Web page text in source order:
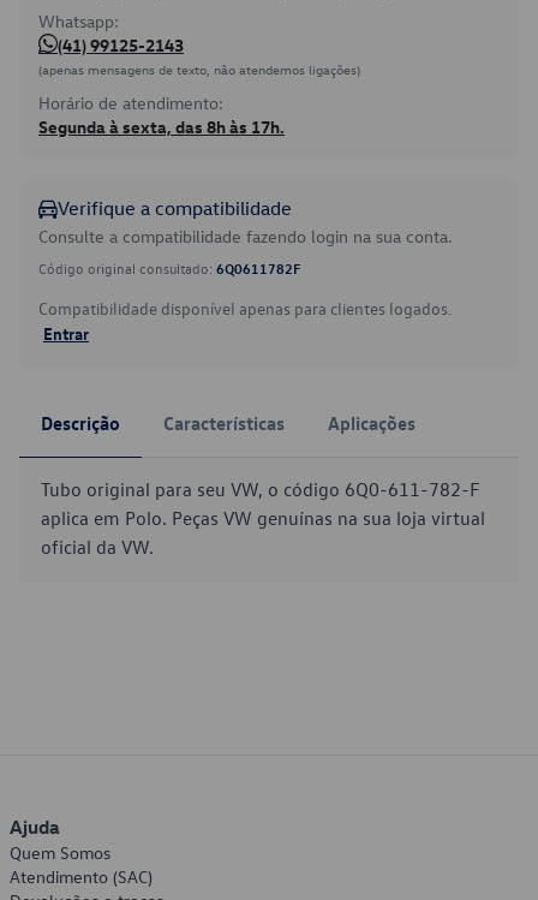
Whatsapp:
(41) 99125-2143
(apenas mensagens de texto, não atendemos ligações)
Horário de atendimento:
Segunda à sexta, das 8h às 17h.
Verifique a compatibilidade
Consulte a compatibilidade fazendo login na sua conta.
Código original consultado: 6Q0611782F
Compatibilidade disponível apenas para clientes logados.
Entrar
Descrição Características Aplicações
Tubo original para seu VW, o código 6Q0-611-782-F
aplica em Polo. Peças VW genuínas na sua loja virtual
oficial da VW.
Ajuda
Quem Somos
Atendimento (SAC)